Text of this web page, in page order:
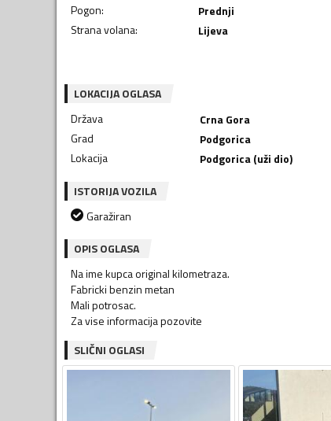
Pogon:
Prednji
Strana volana: Lijeva
LOKACIJA OGLASA
Država
Crna Gora
Grad
Podgorica
Lokacija
Podgorica (uži dio)
ISTORIJA VOZILA
Garažiran
OPIS OGLASA
Na ime kupca original kilometraza.
Fabricki benzin metan
Mali potrosac.
Za vise informacija pozovite
SLIČNI OGLASI